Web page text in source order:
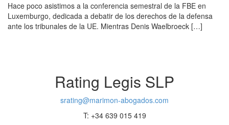
Hace poco asistimos a la conferencia semestral de la FBE en
Luxemburgo, dedicada a debatir de los derechos de la defensa
ante los tribunales de la UE. Mientras Denis Waelbroeck […]
Rating Legis SLP
srating@marimon-abogados.com
T: +34 639 015 419